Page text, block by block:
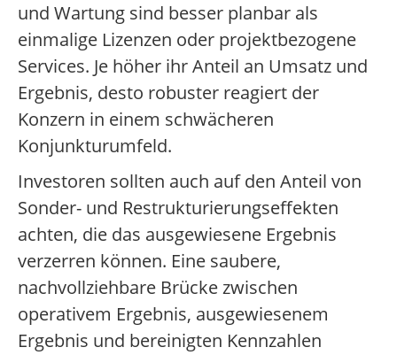
und Wartung sind besser planbar als
einmalige Lizenzen oder projektbezogene
Services. Je höher ihr Anteil an Umsatz und
Ergebnis, desto robuster reagiert der
Konzern in einem schwächeren
Konjunkturumfeld.
Investoren sollten auch auf den Anteil von
Sonder- und Restrukturierungseffekten
achten, die das ausgewiesene Ergebnis
verzerren können. Eine saubere,
nachvollziehbare Brücke zwischen
operativem Ergebnis, ausgewiesenem
Ergebnis und bereinigten Kennzahlen